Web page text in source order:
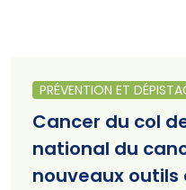
PRÉVENTION ET
Cancer du col
national du
nouveaux outils